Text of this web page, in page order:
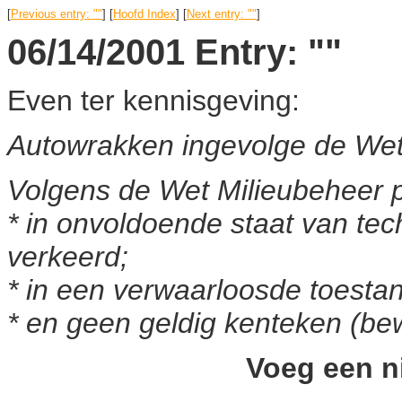
[Previous entry: ""] [Hoofd Index] [Next entry: ""]
06/14/2001 Entry: ""
Even ter kennisgeving:
Autowrakken ingevolge de
Volgens de Wet Milieubeheer
* in onvoldoende staat van
verkeerd;
* in een verwaarloosde
* en geen geldig kenteken
Voeg een